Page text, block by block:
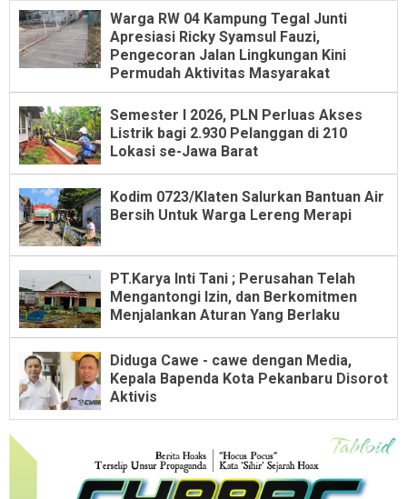
Warga RW 04 Kampung Tegal Junti
Apresiasi Ricky Syamsul Fauzi,
Pengecoran Jalan Lingkungan Kini
Permudah Aktivitas Masyarakat
Semester I 2026, PLN Perluas Akses
Listrik bagi 2.930 Pelanggan di 210
Lokasi se-Jawa Barat
Kodim 0723/Klaten Salurkan Bantuan Air
Bersih Untuk Warga Lereng Merapi
PT.Karya Inti Tani ; Perusahan Telah
Mengantongi Izin, dan Berkomitmen
Menjalankan Aturan Yang Berlaku
Diduga Cawe - cawe dengan Media,
Kepala Bapenda Kota Pekanbaru Disorot
Aktivis